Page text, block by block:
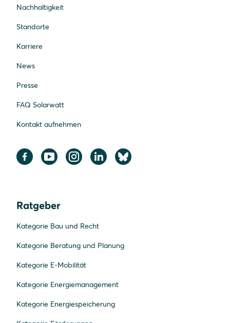
Nachhaltigkeit
Standorte
Karriere
News
Presse
FAQ Solarwatt
Kontakt aufnehmen
Ratgeber
Kategorie Bau und Recht
Kategorie Beratung und Planung
Kategorie E-Mobilität
Kategorie Energiemanagement
Kategorie Energiespeicherung